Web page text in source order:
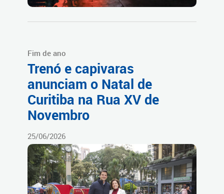
Fim de ano
Trenó e capivaras
anunciam o Natal de
Curitiba na Rua XV de
Novembro
25/06/2026